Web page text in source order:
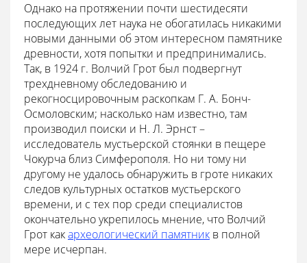
Однако на протяжении почти шестидесяти
последующих лет наука не обогатилась никакими
новыми данными об этом интересном памятнике
древности, хотя попытки и предпринимались.
Так, в 1924 г. Волчий Грот был подвергнут
трехдневному обследованию и
рекогносцировочным раскопкам Г. А. Бонч-
Осмоловским; насколько нам известно, там
производил поиски и Н. Л. Эрнст –
исследователь мустьерской стоянки в пещере
Чокурча близ Симферополя. Но ни тому ни
другому не удалось обнаружить в гроте никаких
следов культурных остатков мустьерского
времени, и с тех пор среди специалистов
окончательно укрепилось мнение, что Волчий
Грот какархеологический памятник в полной
мере исчерпан.